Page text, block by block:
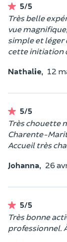
5/5
Très belle
vue
simple et léger
cette initiation
Nathalie, 12
5/5
Très chouette
Charente-
Accueil très
Johanna, 26
5/5
Très bonne
professionnel.